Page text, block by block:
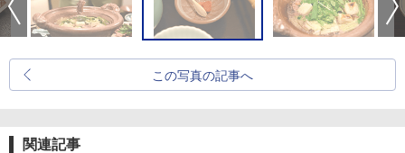
この写真の記事へ
関連記事